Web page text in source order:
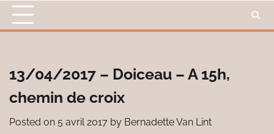
Skip
content
13/04/2017 – Doiceau – A 15h,
chemin de croix
Posted on 5 avril 2017 by Bernadette Van Lint